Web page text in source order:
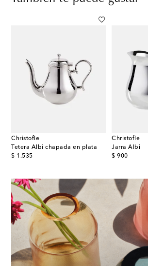
Christofle
Tetera Albi chapada en plata
$ 1.535
original price
Christofle
Jarra Albi
$ 900
original price